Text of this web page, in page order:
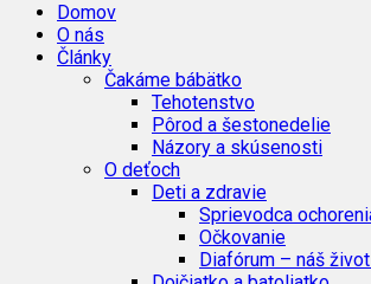
Domov
O nás
Články
Čakáme bábätko
Tehotenstvo
Pôrod a šestonedelie
Názory a skúsenosti
O deťoch
Deti a zdravie
Sprievodca
Očkovanie
Diafórum – náš